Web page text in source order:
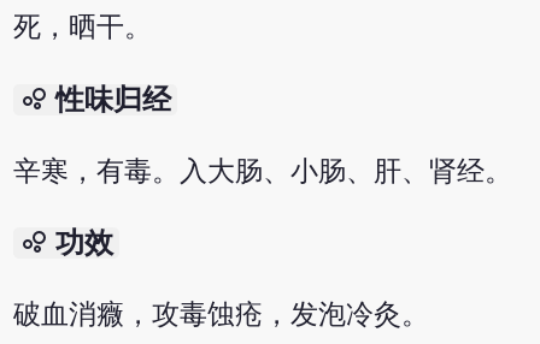
死，晒干。
bubble_chart 性味归经
辛寒，有毒。入大肠、小肠、肝、肾经。
bubble_chart 功效
破血消癓，攻毒蚀疮，发泡冷灸。